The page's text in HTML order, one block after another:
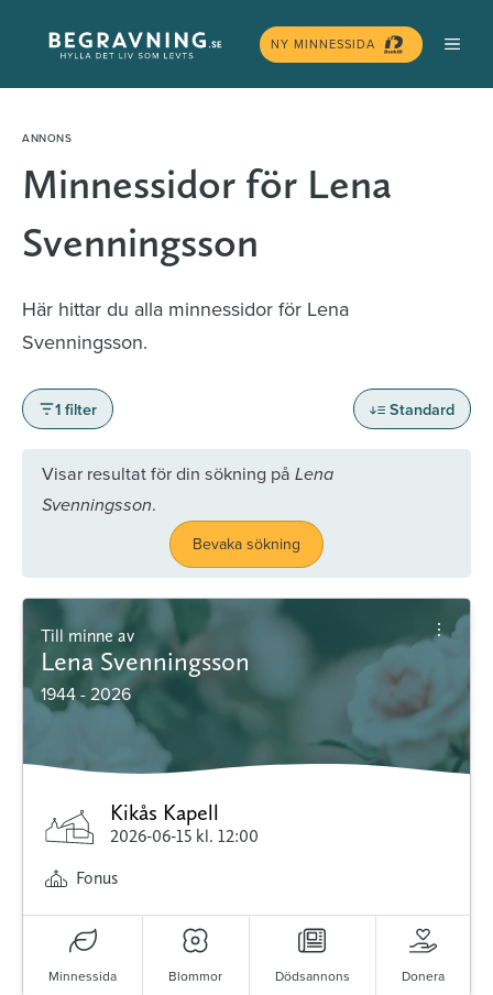
innehåll
NY MINNESSIDA
Minnessidor för Lena
Svenningsson
Här hittar du alla minnessidor för Lena
Svenningsson.
1 filter Standard
Visar resultat för din sökning på Lena
Svenningsson.
Bevaka sökning
Till minne av
Lena Svenningsson
1944 - 2026
Kikås Kapell
2026-06-15 kl. 12:00
Fonus
Minnessida Blommor Dödsannons Donera